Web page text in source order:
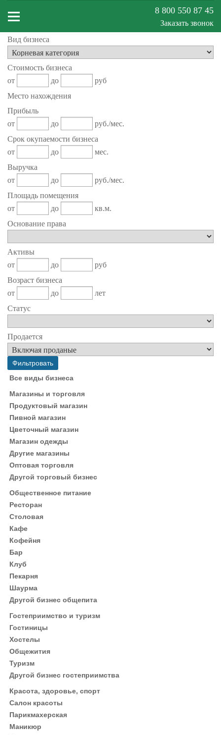
Меню
сайта
8 800 550 87 45
Заказать звонок
Вид бизнеса
Стоимость бизнеса
от
до
руб
Место нахождения
Прибыль
от
до
руб./мес.
Срок окупаемости бизнеса
от
до
мес.
Выручка
от
до
руб./мес.
Площадь помещения
от
до
кв.м.
Основание права
Активы
от
до
руб
Возраст бизнеса
от
до
лет
Статус
Продается
Все виды бизнеса
Магазины и торговля
Продуктовый магазин
Пивной магазин
Цветочный магазин
Магазин одежды
Другие магазины
Оптовая торговля
Другой торговый бизнес
Общественное питание
Ресторан
Столовая
Кафе
Кофейня
Бар
Клуб
Пекарня
Шаурма
Другой бизнес общепита
Гостеприимство и туризм
Гостиницы
Хостелы
Общежития
Туризм
Другой бизнес гостеприимства
Красота, здоровье, спорт
Салон красоты
Парикмахерская
Маникюр